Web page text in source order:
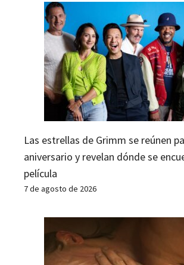
Las estrellas de Grimm se reúnen
aniversario y revelan dónde se
película
7 de agosto de 2026